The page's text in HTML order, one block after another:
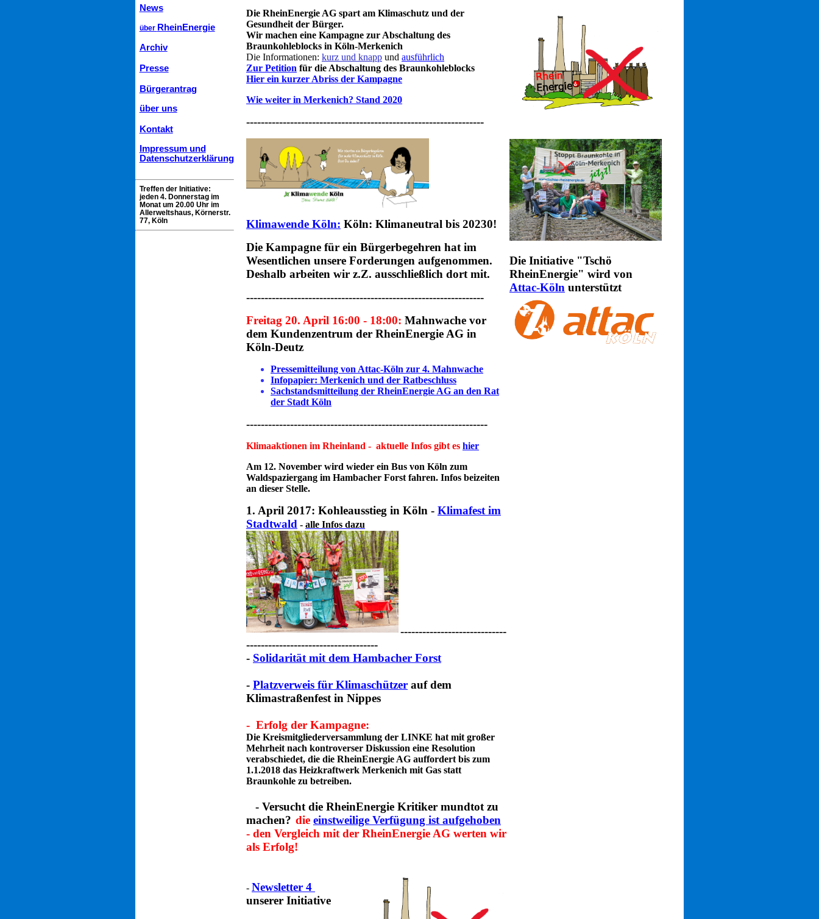
News
über RheinEnergie
Archiv
Presse
Bürgerantrag
über uns
Kontakt
Impressum und
Datenschutzerklärung
Treffen der Initiative:
jeden 4. Donnerstag im
Monat um 20.00 Uhr im
Allerweltshaus, Körnerstr.
77, Köln
Die RheinEnergie AG spart am Klimaschutz und der
Gesundheit der Bürger.
Wir machen eine Kampagne zur Abschaltung des
Braunkohleblocks in Köln-Merkenich
Die Informationen: kurz und knapp und ausführlich
Zur Petition für die Abschaltung des Braunkohleblocks
Hier ein kurzer Abriss der Kampagne
Wie weiter in Merkenich? Stand 2020
-----------------------------------------------------------------
Klimawende Köln: Köln: Klimaneutral bis 20230!
Die Kampagne für ein Bürgerbegehren hat im
Wesentlichen unsere Forderungen aufgenommen.
Deshalb arbeiten wir z.Z. ausschließlich dort mit.
-----------------------------------------------------------------
Freitag 20. April 16:00 - 18:00: Mahnwache vor
dem Kundenzentrum der RheinEnergie AG in
Köln-Deutz
Pressemitteilung von Attac-Köln zur 4. Mahnwache
Infopapier: Merkenich und der Ratbeschluss
Sachstandsmitteilung der RheinEnergie AG an den Rat
der Stadt Köln
------------------------------------------------------------------
Klimaaktionen im Rheinland - aktuelle Infos gibt es hier
Am 12. November wird wieder ein Bus von Köln zum
Waldspaziergang im Hambacher Forst fahren. Infos beizeiten
an dieser Stelle.
1. April 2017: Kohleausstieg in Köln - Klimafest im
Stadtwald - alle Infos dazu
-----------------------------
------------------------------------
- Solidarität mit dem Hambacher Forst
- Platzverweis für Klimaschützer auf dem
Klimastraßenfest in Nippes
- Erfolg der Kampagne:
Die Kreismitgliederversammlung der LINKE hat mit großer
Mehrheit nach kontroverser Diskussion eine Resolution
verabschiedet, die die RheinEnergie AG auffordert bis zum
1.1.2018 das Heizkraftwerk Merkenich mit Gas statt
Braunkohle zu betreiben.
- Versucht die RheinEnergie Kritiker mundtot zu
machen? die einstweilige Verfügung ist aufgehoben
- den Vergleich mit der RheinEnergie AG werten wir
als Erfolg!
Die Initiative "Tschö
RheinEnergie" wird von
Attac-Köln unterstützt
- Newsletter 4
unserer Initiative